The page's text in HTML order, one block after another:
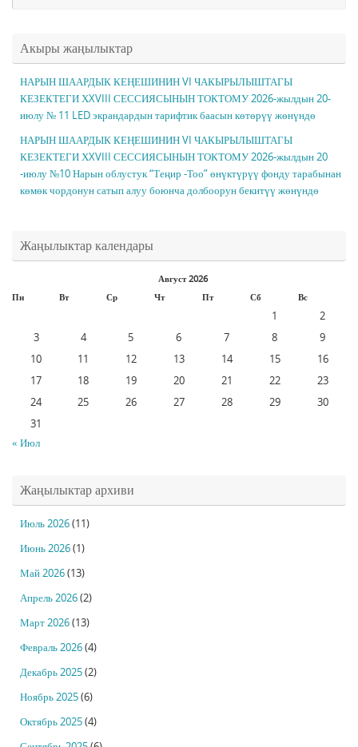
Акыры жаңылыктар
НАРЫН ШААРДЫК КЕҢЕШИНИН VI ЧАКЫРЫЛЫШТАГЫ
КЕЗЕКТЕГИ ХXVIII СЕССИЯСЫНЫН ТОКТОМУ 2026-жылдын 20-
июлу № 11 LED экрандардын тарифтик баасын көтөрүү жөнүндө
НАРЫН ШААРДЫК КЕҢЕШИНИН VI ЧАКЫРЫЛЫШТАГЫ
КЕЗЕКТЕГИ ХXVIII СЕССИЯСЫНЫН ТОКТОМУ 2026-жылдын 20
-июлу №10 Нарын облустук “Теңир -Тоо” өнүктүрүү фонду тарабынан
көмөк чордонун сатып алуу боюнча долбоорун бекитүү жөнүндө
Жаңылыктар календары
Август 2026
Пн
Вт Ср Чт Пт Сб Вс
1
2
3
4 5 6 7 8
9
10
11 12 13 14 15
16
17
18 19 20 21 22
23
24
25 26 27 28 29
30
31
« Июл
Жаңылыктар архиви
Июль 2026(11)
Июнь 2026(1)
Май 2026(13)
Апрель 2026(2)
Март 2026(13)
Февраль 2026(4)
Декабрь 2025(2)
Ноябрь 2025(6)
Октябрь 2025(4)